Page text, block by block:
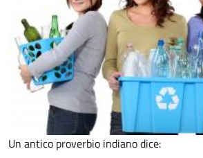
Un antico proverbio indiano dice: